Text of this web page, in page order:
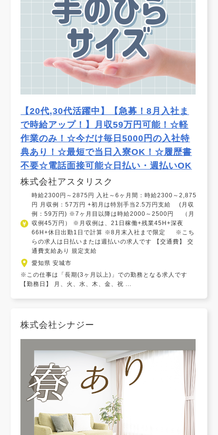
【20代,30代活躍中】【急募！8月入社ま
で時給アップ！】月収59万円可能！☆軽
作業のみ！☆今だけ毎日5000円の入社特
典あり！☆最短で当日入寮OK！☆履歴書
不要☆電話面接可能☆日払い・週払いOK
株式会社アスタリスク
時給2300円～2875円 入社～6ヶ月間：時給2300～2,875
円 月収例：57万円 +初月は特別手当2.5万円支給 (月収
例：59万円) ※7ヶ月目以降は時給2000～2500円 （月
収例45万円） ※月収例は、21日稼働+残業45H+深夜
66H+休日出勤1日で計算 ※8月末入社まで限定 ※こち
らの求人は日払いまたは週払いの求人です 【交通費】 交
通費支給あり 規定支給
愛知県 安城市
※この仕事は「長期(3ヶ月以上)」での勤務となる求人です
【勤務日】 月、火、水、木、金、祝 ...
株式会社シナジー